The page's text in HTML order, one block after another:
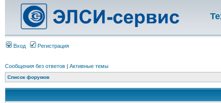
Вход Регистрация
Сообщения без ответов | Активные темы
Список форумов